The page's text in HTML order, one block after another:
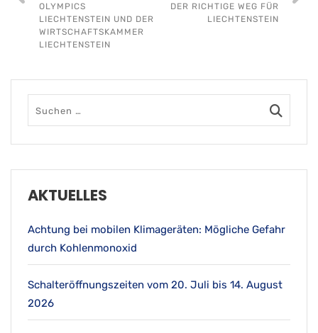
OLYMPICS
LIECHTENSTEIN UND DER
WIRTSCHAFTS­KAMMER
LIECHTENSTEIN
DER RICHTIGE WEG FÜR
LIECHTENSTEIN
AKTUELLES
Achtung bei mobilen Klimageräten: Mögliche Gefahr
durch Kohlenmonoxid
Schalteröffnungszeiten vom 20. Juli bis 14. August
2026